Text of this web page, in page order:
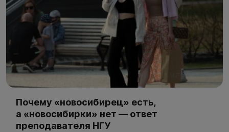
Почему «новосибирец» есть,
а «новосибирки» нет — ответ
преподавателя НГУ